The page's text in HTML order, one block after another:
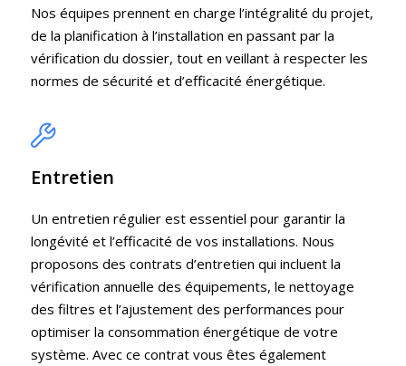
Nos équipes prennent en charge l’intégralité du projet,
de la planification à l’installation en passant par la
vérification du dossier, tout en veillant à respecter les
normes de sécurité et d’efficacité énergétique.
Entretien
Un entretien régulier est essentiel pour garantir la
longévité et l’efficacité de vos installations. Nous
proposons des contrats d’entretien qui incluent la
vérification annuelle des équipements, le nettoyage
des filtres et l’ajustement des performances pour
optimiser la consommation énergétique de votre
système. Avec ce contrat vous êtes également